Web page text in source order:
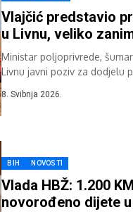
Vlajčić predstavio
u Livnu, veliko
Ministar poljoprivrede,
Livnu javni poziv za dodjelu
8. Svibnja 2026.
BIH NOVOSTI
Vlada HBŽ: 1.200
novorođeno dijete